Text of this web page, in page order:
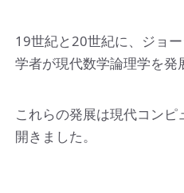
19世紀と20世紀に、ジョ
学者が現代数学論理学を発
これらの発展は現代コン
開きました。